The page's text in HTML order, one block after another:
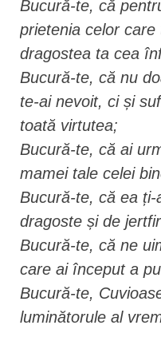
Bucură-te, că
prietenia celor
dragostea ta cea
Bucură-te, că nu
te-ai nevoit, ci și
toată virtutea;
Bucură-te, că ai
mamei tale celei
Bucură-te, că ea
dragoste și de
Bucură-te, că ne
care ai început a
Bucură-te,
luminătorule al